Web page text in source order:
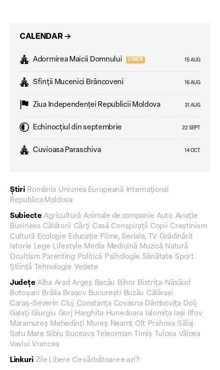
CALENDAR →
Adormirea Maicii Domnului LIBER 15 AUG
Sfinții Mucenici Brâncoveni 16 AUG
Ziua Independenţei Republicii Moldova 31 AUG
Echinocțiul din septembrie 22 SEPT
Cuvioasa Paraschiva 14 OCT
Știri România Uniunea Europeană Internațional
Republica Moldova
Subiecte Agricultură Animale de companie Auto Aviație
Business Călătorii Cărți Casă Conspirații Copii Creștinism
Cultură Ecologie Educație Filme, Seriale, TV Grădinărit
Istorie Lege Lifestyle Media Medicină Muzică Natură
Ocultism Parenting Politică Psihologie Sănătate Sport
Știință Tehnologie Vedete
Județe Alba Arad Argeș Bacău Bihor Bistrița-Năsăud
Botoșani Brăila Brașov București Buzău Călărași
Caraș-Severin Cluj Constanța Covasna Dâmbovița Dolj
Galați Giurgiu Gorj Harghita Hunedoara Ialomița Iași Ilfov
Maramureș Mehedinți Mureș Neamț Olt Prahova Sălaj
Satu Mare Sibiu Suceava Teleorman Timiș Tulcea Vâlcea
Vaslui Vrancea
Linkuri Zile Libere Ce sărbătoare e azi?